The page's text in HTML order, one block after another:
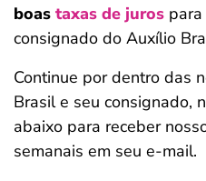
boas taxas de juros
consignado do Auxílio
Continue por dentro das
Brasil e seu consignado,
abaixo para receber
semanais em seu e-mail.